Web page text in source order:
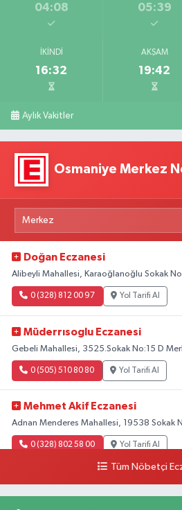
04:08 05:39
İKINDI
16:32
AKŞAM
19:42
Aylık Vakitler
Osmaniye Merkez
Doğan Eczanesi
Alibeyli Mahallesi, Karaoğlanoğlu Sokak
0 (328) 812 00 97 Yol Tarifi Al
Müderrısoglu Eczanesi
Gebeli Mahallesi, 3525.Sokak No:15 D
0 (505) 510 80 80 Yol Tarifi Al
Mehmet Akif Eczanesi
Adnan Menderes Mahallesi, 19538 Sokak
0 (328) 802 58 00 Yol Tarifi Al
Tüm Nöbetçi